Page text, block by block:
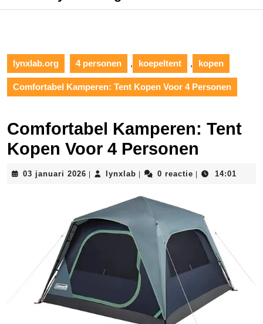
lynxlab.org 4 personen , koepeltent , kopen
Comfortabel Kamperen: Tent Kopen Voor 4 Personen
Comfortabel Kamperen: Tent
Kopen Voor 4 Personen
03 januari 2026 03
lynxlab lynxlab0 reactie 14:01